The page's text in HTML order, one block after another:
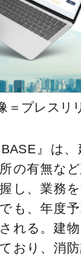
＝プレスリ
BASE』は
の有無な
し、業務を
も、年度
れる。建
おり、消